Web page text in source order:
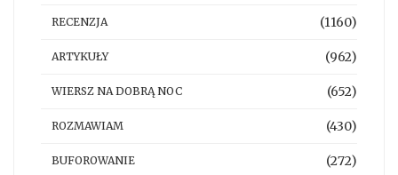
RECENZJA (1160)
ARTYKUŁY (962)
WIERSZ NA DOBRĄ NOC (652)
ROZMAWIAM (430)
BUFOROWANIE (272)